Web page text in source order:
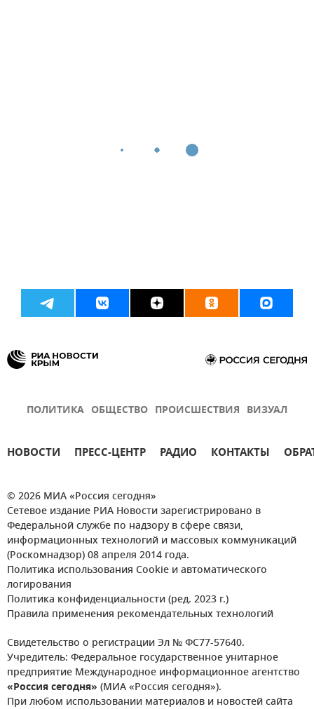
ПОЛИТИКА ОБЩЕСТВО ПРОИСШЕСТВИЯ ВИЗУАЛ
НОВОСТИ ПРЕСС-ЦЕНТР РАДИО КОНТАКТЫ
© 2026 МИА «Россия сегодня»
Сетевое издание РИА Новости зарегистрировано в
Федеральной службе по надзору в сфере связи,
информационных технологий и массовых коммуникаций
(Роскомнадзор) 08 апреля 2014 года.
Политика использования Cookie и автоматического
логирования
Политика конфиденциальности (ред. 2023 г.)
Правила применения рекомендательных технологий
Свидетельство о регистрации Эл № ФС77-57640.
Учредитель: Федеральное государственное унитарное
предприятие Международное информационное агентство
«Россия сегодня» (МИА «Россия сегодня»).
При любом использовании материалов и новостей сайта